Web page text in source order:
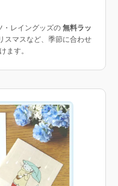
・レイングッズの 無料ラッ
スマスなど、季節に合わせ
ます。